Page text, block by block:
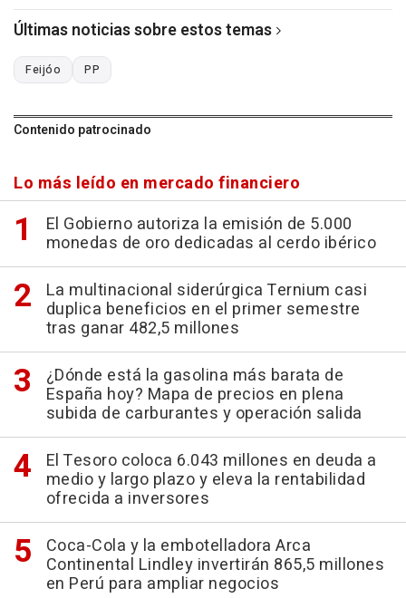
Últimas noticias sobre estos temas
Feijóo PP
Contenido patrocinado
Lo más leído en mercado financiero
El Gobierno autoriza la emisión de 5.000
monedas de oro dedicadas al cerdo ibérico
La multinacional siderúrgica Ternium casi
duplica beneficios en el primer semestre
tras ganar 482,5 millones
¿Dónde está la gasolina más barata de
España hoy? Mapa de precios en plena
subida de carburantes y operación salida
El Tesoro coloca 6.043 millones en deuda a
medio y largo plazo y eleva la rentabilidad
ofrecida a inversores
Coca-Cola y la embotelladora Arca
Continental Lindley invertirán 865,5 millones
en Perú para ampliar negocios